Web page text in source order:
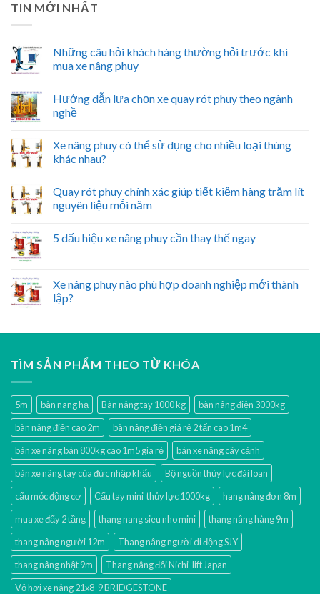
TIN MỚI NHẤT
Những câu hỏi khách hàng thường hỏi trước khi
mua xe nâng phuy
Hướng dẫn lựa chọn xe quay rót phuy theo ngành
nghề
Xe nâng phuy có thể sử dụng cho nhiều loại thùng
khác nhau?
Quay rót phuy chính xác giúp tiết kiệm hàng trăm lít
nguyên liệu mỗi năm
5 dấu hiệu xe nâng phuy cần thay thế ngay
Xe nâng phuy nào phù hợp doanh nghiệp mới thành
lập?
TÌM SẢN PHẨM THEO TỪ KHÓA
5m bàn nang hạ Bàn nâng tay 1000 kg
bàn nâng điện 3000kg
bàn nâng điện cao 2m
bàn nâng điện giá rẻ 2 tấn cao 1m4
bán xe nâng bàn 800kg cao 1m5 gía rẻ
bán xe nâng cây cảnh
bán xe nâng tay của đức nhập khẩu
Bộ nguồn thủy lực đài loan
cẩu móc động cơ
Cẩu tay mini thủy lực 1000kg
hang nâng đơn 8m
mua xe đẩy 2 tầng
thang nang sieu nho mini
thang nâng hàng 9m
thang nâng người 12m
Thang nâng người di động SJY
thang nâng nhật 9m
Thang nâng đôi Nichi-lift Japan
Vỏ hơi xe nâng 21x8-9 BRIDGESTONE